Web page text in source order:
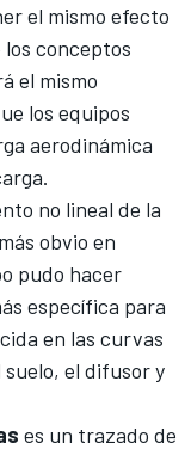
el mismo efecto
conceptos
el mismo
los equipos
aerodinámica
no lineal de la
obvio en
pudo hacer
específica para
en las curvas
el difusor y
es un trazado de